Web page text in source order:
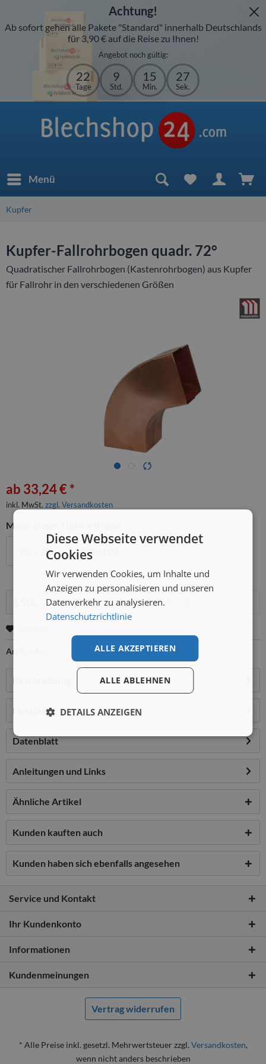
Achtung!
Ab sofort gehen alle Pakete "Standard" innerhalb Deutschlands
für 3,90 € auf die Reise zu Ihnen!
Angebot noch gültig:
22
Tage
9
Std.
15
Min.
27
Sek.
Menü
Kupfer
Kupfer-Fallrohrbogen quadr. 72°
Quadratischer Fallrohrbogen (Kastenrohrbogen) aus Kupfer
für Fallrohr in den verschiedenen Größen
ab 33,24 € *
inkl. MwSt. zzgl. Versandkosten
Maße in mm, Höhe x Breite
80 x 80 100x100
In denWarenkorb
Artikel-Nr.: CFRBQ72-80
Beschreibung
Hersteller
Datenblatt
Anleitungen und Links
Ähnliche Artikel
Kunden kauften auch
Kunden haben sich ebenfalls angesehen
Service und Kontakt
Ihr Kundenkonto
Informationen
Kundenmeinungen
Vertrag widerrufen
* Alle Preise inkl. gesetzl. Mehrwertsteuer zzgl. Versandkosten,
wenn nicht anders beschrieben
Diese Webseite verwendet
Cookies
Wir verwenden Cookies, um Inhalte und
Anzeigen zu personalisieren und unseren
Datenverkehr zu analysieren.
Datenschutzrichtlinie
ALLE AKZEPTIEREN
ALLE ABLEHNEN
DETAILS ANZEIGEN